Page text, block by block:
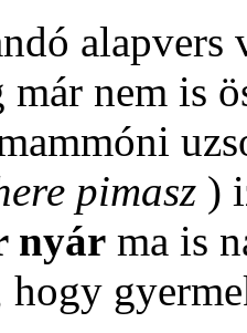
már nem is
pimasz )
nyár ma is
hogy